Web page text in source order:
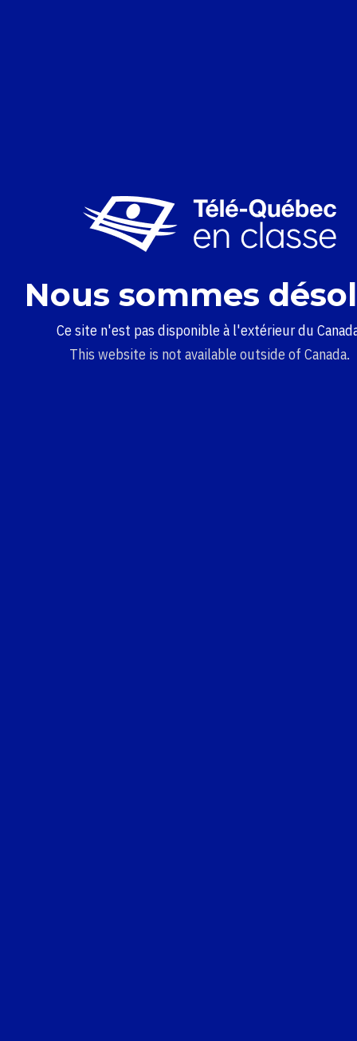
Nous sommes
Ce site n'est pas disponible à l'extérieur du
This website is not available outside of Canada.